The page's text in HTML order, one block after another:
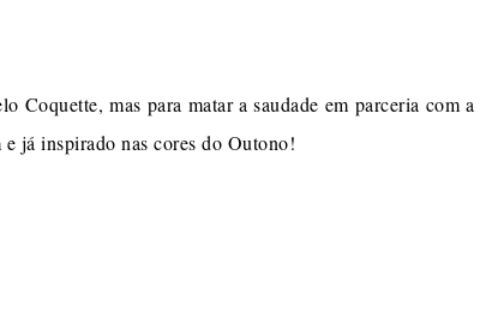
Coquette, mas para matar a saudade em parceria com a
já inspirado nas cores do Outono!